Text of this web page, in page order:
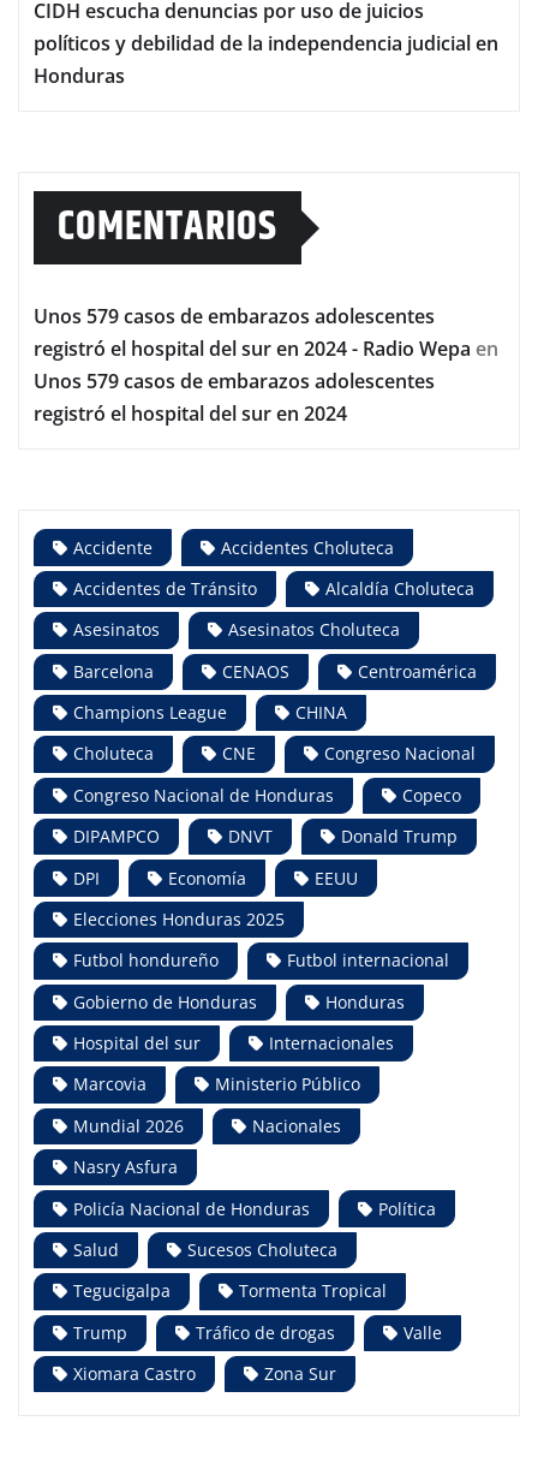
CIDH escucha denuncias por uso de juicios
políticos y debilidad de la independencia judicial en
Honduras
COMENTARIOS
Unos 579 casos de embarazos adolescentes
registró el hospital del sur en 2024 - Radio Wepa en
Unos 579 casos de embarazos adolescentes
registró el hospital del sur en 2024
Accidente
Accidentes Choluteca
Accidentes de Tránsito
Alcaldía Choluteca
Asesinatos
Asesinatos Choluteca
Barcelona
CENAOS
Centroamérica
Champions League
CHINA
Choluteca
CNE
Congreso Nacional
Congreso Nacional de Honduras
Copeco
DIPAMPCO
DNVT
Donald Trump
DPI
Economía
EEUU
Elecciones Honduras 2025
Futbol hondureño
Futbol internacional
Gobierno de Honduras
Honduras
Hospital del sur
Internacionales
Marcovia
Ministerio Público
Mundial 2026
Nacionales
Nasry Asfura
Policía Nacional de Honduras
Política
Salud
Sucesos Choluteca
Tegucigalpa
Tormenta Tropical
Trump
Tráfico de drogas
Valle
Xiomara Castro
Zona Sur